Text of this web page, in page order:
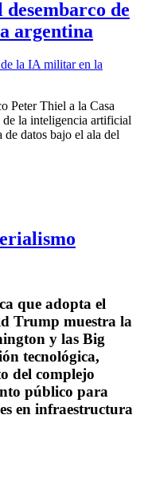
de
argentina
Peter Thiel a la Casa
de la inteligencia artificial
datos bajo el ala del
que adopta el
Trump muestra la
y las Big
tecnológica,
del complejo
público para
en infraestructura